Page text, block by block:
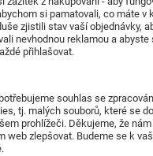
příjemně odlehčuje
spánku a rychle
se v ...
si pamatovali, co máte v
zjistili stav vaší objednávky,
nevhodnou reklamou a abyste
přihlašovat.
souhlas se
tj. malých souborů, které se
prohlížeči. Děkujeme, že
web zlepšovat. Budeme se k